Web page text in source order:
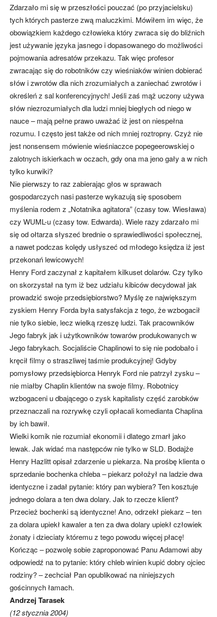
Zdarzało mi się w przeszłości pouczać (po przyjacielsku)
tych których pasterze zwą maluczkimi. Mówiłem im więc, że
obowiązkiem każdego człowieka który zwraca się do bliźnich
jest używanie języka jasnego i dopasowanego do możliwości
pojmowania adresatów przekazu. Tak więc profesor
zwracając się do robotników czy wieśniaków winien dobierać
słów i zwrotów dla nich zrozumiałych a zaniechać zwrotów i
określeń z sal konferencyjnych! Jeśli zaś mąż uczony używa
słów niezrozumiałych dla ludzi mniej biegłych od niego w
nauce – mają pełne prawo uważać iż jest on niespełna
rozumu. I często jest także od nich mniej roztropny. Czyż nie
jest nonsensem mówienie wieśniaczce popegeerowskiej o
zalotnych iskierkach w oczach, gdy ona ma jeno gały a w nich
tylko kurwiki?
Nie pierwszy to raz zabierając głos w sprawach
gospodarczych nasi pasterze wykazują się sposobem
myślenia rodem z „Notatnika agitatora” (czasy tow. Wiesława)
czy WUML-u (czasy tow. Edwarda). Wiele razy zdarzało mi
się od ołtarza słyszeć brednie o sprawiedliwości społecznej,
a nawet podczas kolędy usłyszeć od młodego księdza iż jest
przekonań lewicowych!
Henry Ford zaczynał z kapitałem kilkuset dolarów. Czy tylko
on skorzystał na tym iż bez udziału kibiców decydował jak
prowadzić swoje przedsiębiorstwo? Myślę ze największym
zyskiem Henry Forda była satysfakcja z tego, że wzbogacił
nie tylko siebie, lecz wielką rzeszę ludzi. Tak pracowników
Jego fabryk jak i użytkowników towarów produkowanych w
Jego fabrykach. Socjaliście Chaplinowi to się nie podobało i
kręcił filmy o straszliwej taśmie produkcyjnej! Gdyby
pomysłowy przedsiębiorca Henryk Ford nie patrzył zysku –
nie miałby Chaplin klientów na swoje filmy. Robotnicy
wzbogaceni u dbającego o zysk kapitalisty część zarobków
przeznaczali na rozrywkę czyli opłacali komedianta Chaplina
by ich bawił.
Wielki komik nie rozumiał ekonomii i dlatego zmarł jako
lewak. Jak widać ma następców nie tylko w SLD. Bodajże
Henry Hazlitt opisał zdarzenie u piekarza. Na prośbę klienta o
sprzedanie bochenka chleba – piekarz położył na ladzie dwa
identyczne i zadał pytanie: który pan wybiera? Ten kosztuje
jednego dolara a ten dwa dolary. Jak to rzecze klient?
Przecież bochenki są identyczne! Ano, odrzekł piekarz – ten
za dolara upiekł kawaler a ten za dwa dolary upiekł człowiek
żonaty i dzieciaty któremu z tego powodu więcej płacę!
Kończąc – pozwolę sobie zaproponować Panu Adamowi aby
odpowiedź na to pytanie: który chleb winien kupić dobry ojciec
rodziny? – zechciał Pan opublikować na niniejszych
gościnnych łamach.
Andrzej Tarasek
(12 stycznia 2004)